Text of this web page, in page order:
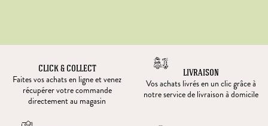
CLICK & COLLECT
Faites vos achats en ligne et venez
récupérer votre commande
directement au magasin
LIVRAISON
Vos achats livrés en un clic grâce à
notre service de livraison à domicile